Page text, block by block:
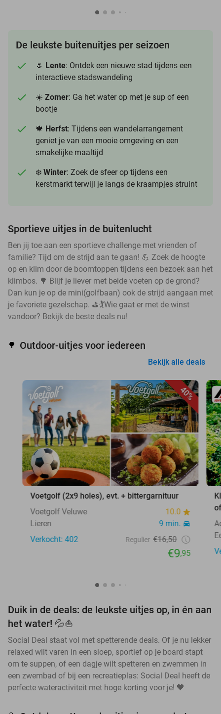
De leukste buitenuitjes per seizoen
🌷 Lente: Ontdek een nieuwe stad tijdens een
interactieve stadswandeling
☀️ Zomer: Ga het water op met je sup of een
bootje
🍁 Herfst: Tijdens een wandelarrangement
geniet je van een mooie omgeving en een
smakelijke maaltijd
❄️ Winter: Zoek de sfeer op tijdens een
kerstmarkt terwijl je langs de kraampjes struint
Sportieve uitjes in de buitenlucht
Ben jij toe aan een sportieve challenge met vrienden of
familie? Tijd om de strijd aan te gaan! 💪 Zoek de hoogte
op en klim door de boomtoppen tijdens een bezoek aan het
klimbos. 🌳 Blijf je liever met beide voeten op de grond?
Dan kun je op de mini(golfbaan) ook de strijd aangaan met
je favoriete gezelschap. ⛳🏌️Wie gaat er met de winst
vandoor? Bekijk de beste deals nu!
🌳 Outdoor-uitjes voor iedereen
Bekijk alle deals
40%
Voetgolf (2x9 holes), evt. + bittergarnituur
Voetgolf Veluwe
10.0
Lieren
9 min.
Verkocht: 402
Regulier €16,50
€9,95
Duik in de deals: de leukste uitjes op, in én aan
het water! 💦⛵
Social Deal staat vol met spetterende deals. Of je nu lekker
relaxed wilt varen in een sloep, sportief op je board stapt
om te suppen, of een dagje wilt spetteren en zwemmen in
een zwembad of bij een recreatieplas: Social Deal heeft de
perfecte wateractiviteit met hoge korting voor je! 💙